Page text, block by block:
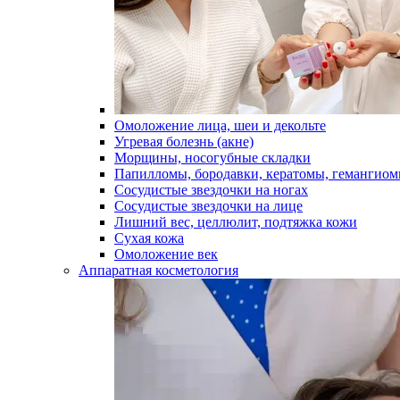
Омоложение лица, шеи и декольте
Угревая болезнь (акне)
Морщины, носогубные складки
Папилломы, бородавки, кератомы,
Сосудистые звездочки на ногах
Сосудистые звездочки на лице
Лишний вес, целлюлит, подтяжка кожи
Сухая кожа
Омоложение век
Аппаратная косметология